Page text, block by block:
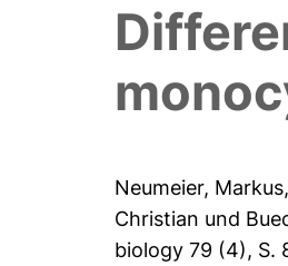
Neumeier, Markus
Christian und
biology 79 (4), S.